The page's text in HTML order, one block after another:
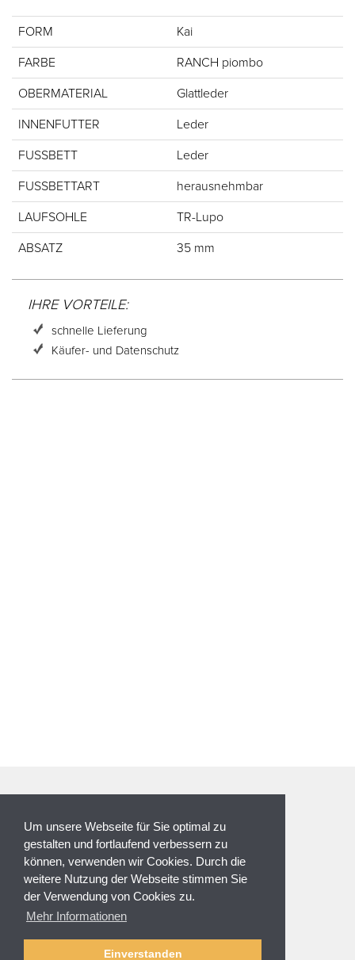
Um unsere Webseite für Sie optimal zu
gestalten und fortlaufend verbessern zu
können, verwenden wir Cookies. Durch die
weitere Nutzung der Webseite stimmen Sie
der Verwendung von Cookies zu.
Mehr Informationen
Einverstanden
FORM Kai
FARBE RANCH piombo
OBERMATERIAL Glattleder
INNENFUTTER Leder
FUSSBETT Leder
FUSSBETTART herausnehmbar
LAUFSOHLE TR-Lupo
ABSATZ 35 mm
IHRE VORTEILE:
schnelle Lieferung
Käufer- und Datenschutz
NEWSLETTER